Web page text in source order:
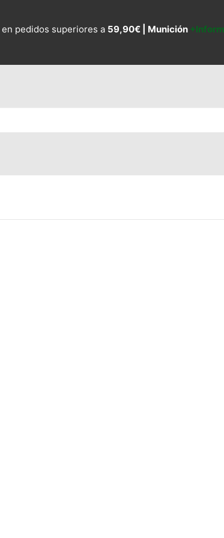
en pedidos superiores a 59,90€ | Munición